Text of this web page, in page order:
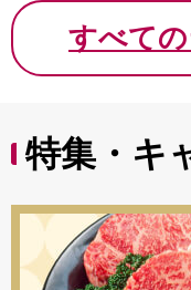
9000円 九千円
すべて
特集・キ